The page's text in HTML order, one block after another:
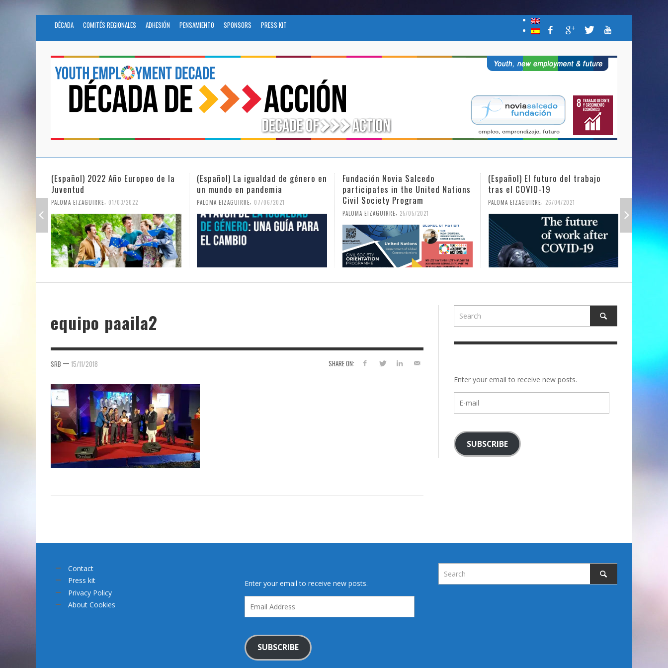
DÉCADA COMITÉS REGIONALES ADHESIÓN PENSAMIENTO SPONSORS PRESS KIT
(Español) 2022 Año Europeo de la
Juventud
PALOMA EIZAGUIRRE 01/03/2022
(Español) La igualdad de género en
un mundo en pandemia
PALOMA EIZAGUIRRE 07/06/2021
Fundación Novia Salcedo
participates in the United Nations
Civil Society Program
PALOMA EIZAGUIRRE 25/05/2021
(Español) El futuro del trabajo
tras el COVID-19
PALOMA EIZAGUIRRE 26/04/2021
equipo paaila2
SHARE ON:
SRB — 15/11/2018
Enter your email to receive new posts.
mail
SUBSCRIBE
Contact
Press kit
Privacy Policy
About Cookies
Enter your email to receive new posts.
Address
SUBSCRIBE